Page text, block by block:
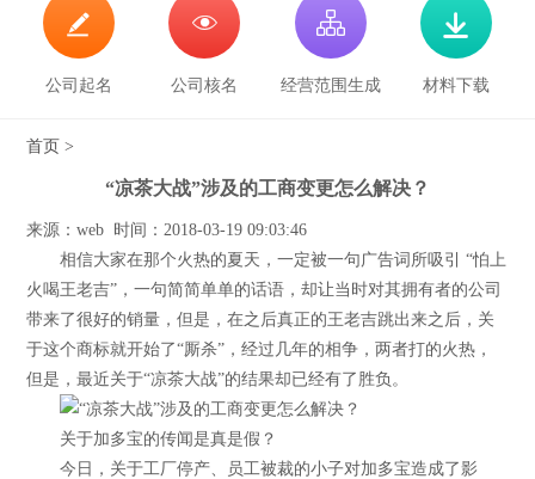

公司起名

公司核名

经营范围生成

材料下载
首页 >
“凉茶大战”涉及的工商变更怎么解决？
来源：web 时间：2018-03-19 09:03:46
相信大家在那个火热的夏天，一定被一句广告词所吸引 “怕上
火喝王老吉”，一句简简单单的话语，却让当时对其拥有者的公司
带来了很好的销量，但是，在之后真正的王老吉跳出来之后，关
于这个商标就开始了“厮杀”，经过几年的相争，两者打的火热，
但是，最近关于“凉茶大战”的结果却已经有了胜负。
关于加多宝的传闻是真是假？
今日，关于工厂停产、员工被裁的小子对加多宝造成了影